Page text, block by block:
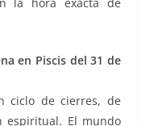
en Piscis del 31 de
ciclo de cierres, de
espiritual. El mundo